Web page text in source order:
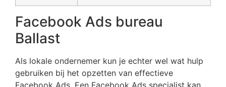
Facebook Ads bureau
Ballast
Als lokale ondernemer kun je echter wel wat hulp
gebruiken bij het opzetten van effectieve
Facebook Ads. Een Facebook Ads specialist kan